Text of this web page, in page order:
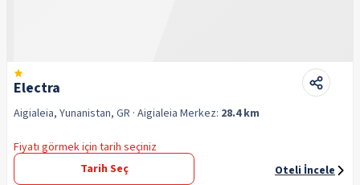
Electra
Aigialeia, Yunanistan, GR · Aigialeia Merkez: 28.4 km
Fiyatı görmek için tarih seçiniz
Tarih Seç
Oteli İncele